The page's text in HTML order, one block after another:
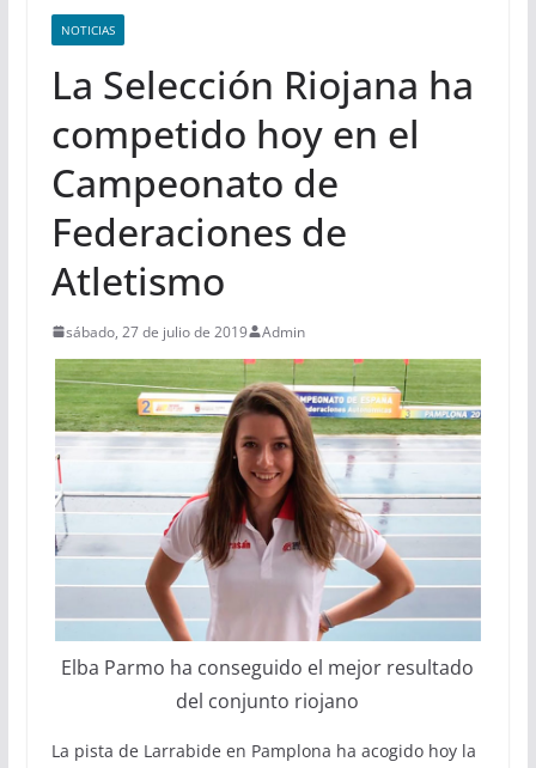
NOTICIAS
La Selección Riojana ha
competido hoy en el
Campeonato de
Federaciones de
Atletismo
sábado, 27 de julio de 2019 Admin
Elba Parmo ha conseguido el mejor resultado
del conjunto riojano
La pista de Larrabide en Pamplona ha acogido hoy la